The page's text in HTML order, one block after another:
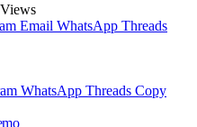
Views
Email WhatsApp Threads
WhatsApp Threads Copy